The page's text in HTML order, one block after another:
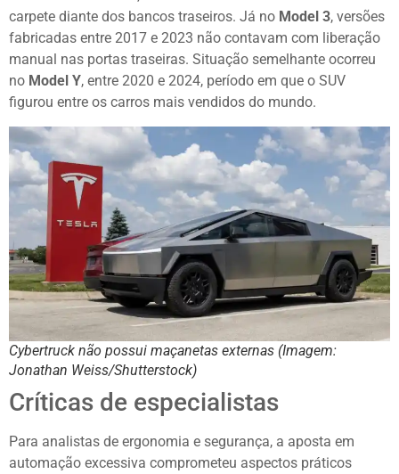
carpete diante dos bancos traseiros. Já no Model 3, versões
fabricadas entre 2017 e 2023 não contavam com liberação
manual nas portas traseiras. Situação semelhante ocorreu
no Model Y, entre 2020 e 2024, período em que o SUV
figurou entre os carros mais vendidos do mundo.
Cybertruck não possui maçanetas externas (Imagem:
Jonathan Weiss/Shutterstock)
Críticas de especialistas
Para analistas de ergonomia e segurança, a aposta em
automação excessiva comprometeu aspectos práticos